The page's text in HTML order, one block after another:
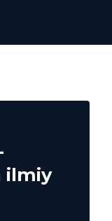
ilmiy